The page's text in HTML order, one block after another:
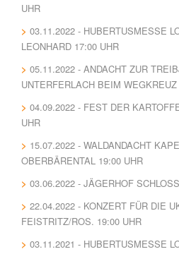
UHR
03.11.2022 - HUBERTUSMESSE
LEONHARD 17:00 UHR
05.11.2022 - ANDACHT ZUR
UNTERFERLACH BEIM
04.09.2022 - FEST DER
UHR
15.07.2022 - WALDANDACHT
OBERBÄRENTAL 19:00 UHR
03.06.2022 - JÄGERHOF
22.04.2022 - KONZERT FÜR DIE
FEISTRITZ/ROS. 19:00 UHR
03.11.2021 - HUBERTUSMESSE